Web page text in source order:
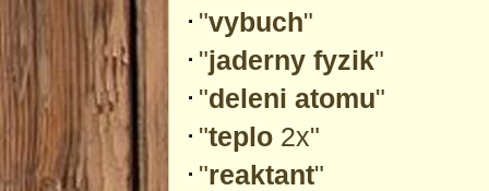
"vybuch"
"jaderny fyzik"
"deleni atomu"
"teplo 2x"
"reaktant"